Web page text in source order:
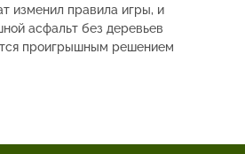
изменил правила игры, и
асфальт без деревьев
проигрышным решением